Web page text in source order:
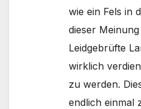
wie ein Fels in
dieser
Leidgebrüfte
wirklich
zu werden.
endlich einmal